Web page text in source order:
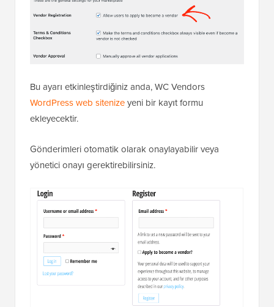
Bu ayarı etkinleştirdiğiniz anda, WC Vendors
WordPress web sitenizeyeni bir kayıt formu
ekleyecektir.
Gönderimleri otomatik olarak onaylayabilir veya
yönetici onayı gerektirebilirsiniz.